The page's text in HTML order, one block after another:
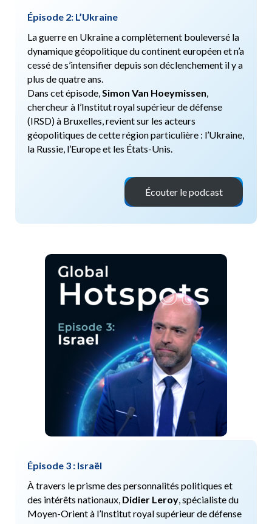
Épisode 2: L’Ukraine
La guerre en Ukraine a complètement bouleversé la
dynamique géopolitique du continent européen et n’a
cessé de s’intensifier depuis son déclenchement il y a
plus de quatre ans.
Dans cet épisode,Simon Van Hoeymissen,
chercheur à l’Institut royal supérieur de défense
(IRSD) à Bruxelles, revient sur les acteurs
géopolitiques de cette région particulière : l’Ukraine,
la Russie, l’Europe et les États-Unis.
Écouter le podcast
Épisode 3 : Israël
À travers le prisme des personnalités politiques et
des intérêts nationaux, Didier Leroy , spécialiste du
Moyen-Orient à l’Institut royal supérieur de défense